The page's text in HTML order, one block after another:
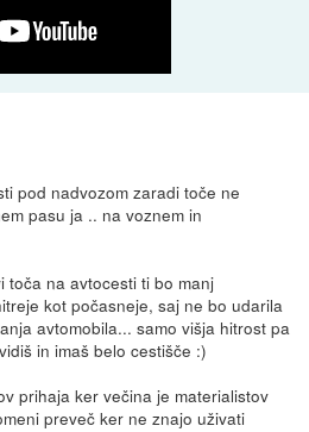
pod nadvozom zaradi toče ne
pasu ja .. na voznem in
toča na avtocesti ti bo manj
kot počasneje, saj ne bo udarila
avtomobila... samo višja hitrost pa
in imaš belo cestišče :)
prihaja ker večina je materialistov
preveč ker ne znajo uživati